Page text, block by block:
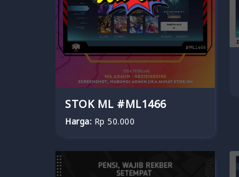
STOK ML #ML1466
Harga: Rp 50.000